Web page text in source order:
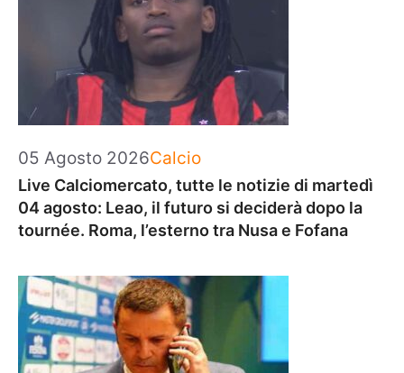
05 Agosto 2026Categorie
Calcio
Live Calciomercato, tutte le notizie di martedì
04 agosto: Leao, il futuro si deciderà dopo la
tournée. Roma, l’esterno tra Nusa e Fofana